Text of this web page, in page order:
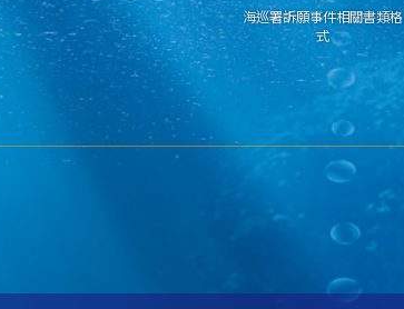
海巡署訴願事件相關書類格
式